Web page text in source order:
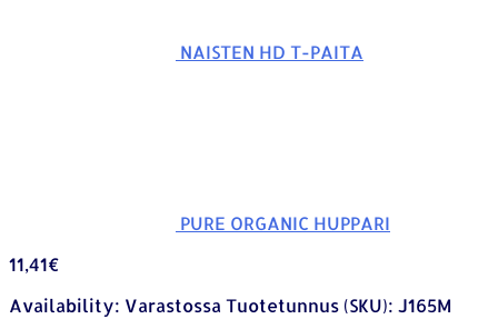
NAISTEN HD T-PAITA
PURE ORGANIC HUPPARI
11,41€
Availability: Varastossa Tuotetunnus (SKU): J165M